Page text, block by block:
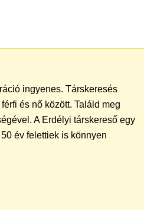
ingyenes. Társkeresés
és nő között. Találd meg
A Erdélyi társkereső egy
év felettiek is könnyen